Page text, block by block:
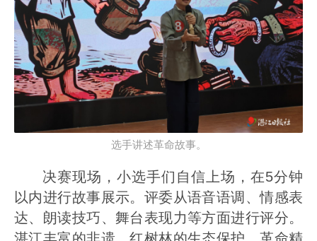
选手讲述革命故事。
决赛现场，小选手们自信上场，在5分钟
以内进行故事展示。评委从语音语调、情感表
达、朗读技巧、舞台表现力等方面进行评分。